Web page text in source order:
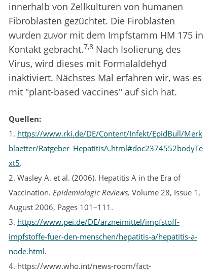
innerhalb von Zellkulturen von humanen
Fibroblasten gezüchtet. Die Firoblasten
wurden zuvor mit dem Impfstamm HM 175 in
Kontakt gebracht.7,8 Nach Isolierung des
Virus, wird dieses mit Formalaldehyd
inaktiviert. Nächstes Mal erfahren wir, was es
mit "plant-based vaccines" auf sich hat.
Quellen:
1. https://www.rki.de/DE/Content/Infekt/EpidBull/Merk
blaetter/Ratgeber_HepatitisA.html#doc2374552bodyTe
xt5.
2. Wasley A. et al. (2006). Hepatitis A in the Era of
Vaccination. Epidemiologic Reviews, Volume 28, Issue 1,
August 2006, Pages 101–111.
3. https://www.pei.de/DE/arzneimittel/impfstoff-
impfstoffe-fuer-den-menschen/hepatitis-a/hepatitis-a-
node.html.
4. https://www.who.int/news-room/fact-